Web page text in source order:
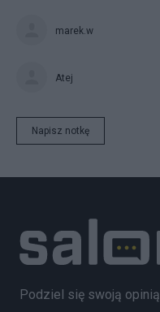
marek.w
Atej
Napisz notkę
Podziel się swoją opinią